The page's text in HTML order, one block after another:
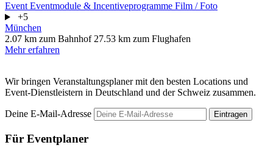
Event Eventmodule & Incentiveprogramme Film / Foto
+5
München
2.07 km zum Bahnhof 27.53 km zum Flughafen
Mehr erfahren
Wir bringen Veranstaltungsplaner mit den besten Locations und
Event-Dienstleistern in Deutschland und der Schweiz zusammen.
Deine E-Mail-Adresse Eintragen
Für Eventplaner